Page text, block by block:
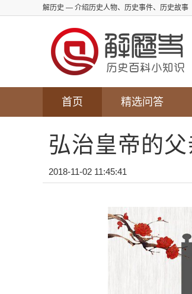
解历史 — 介绍历史人物、历史事件、历史故事
首页 精选问答
弘治皇帝的
2018-11-02 11:45:41